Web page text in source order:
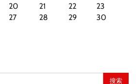
20 21 22
23
27 28 29
30